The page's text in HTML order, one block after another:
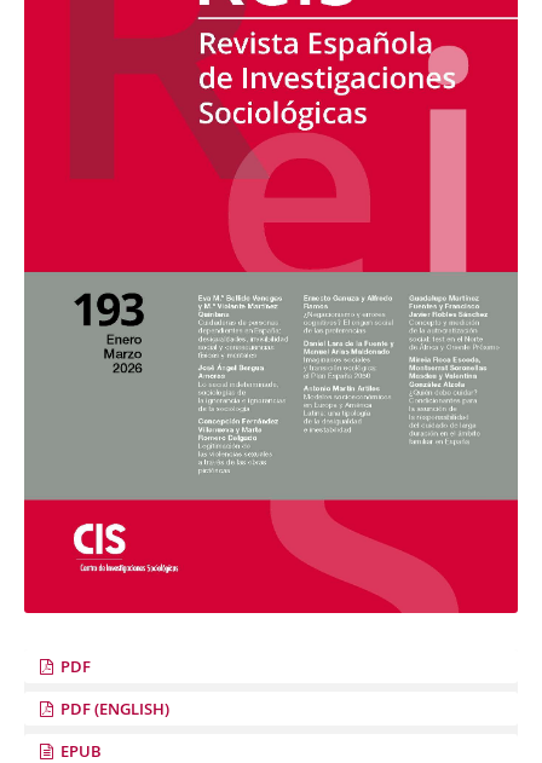
PDF
PDF (ENGLISH)
EPUB